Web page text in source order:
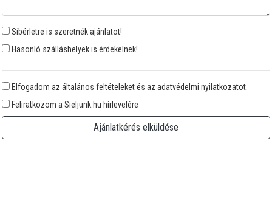
Síbérletre is szeretnék ajánlatot!
Hasonló szálláshelyek is érdekelnek!
Elfogadom az általános feltételeket és az adatvédelmi nyilatkozatot.
Feliratkozom a Sieljünk.hu hírlevelére
Ajánlatkérés elküldése